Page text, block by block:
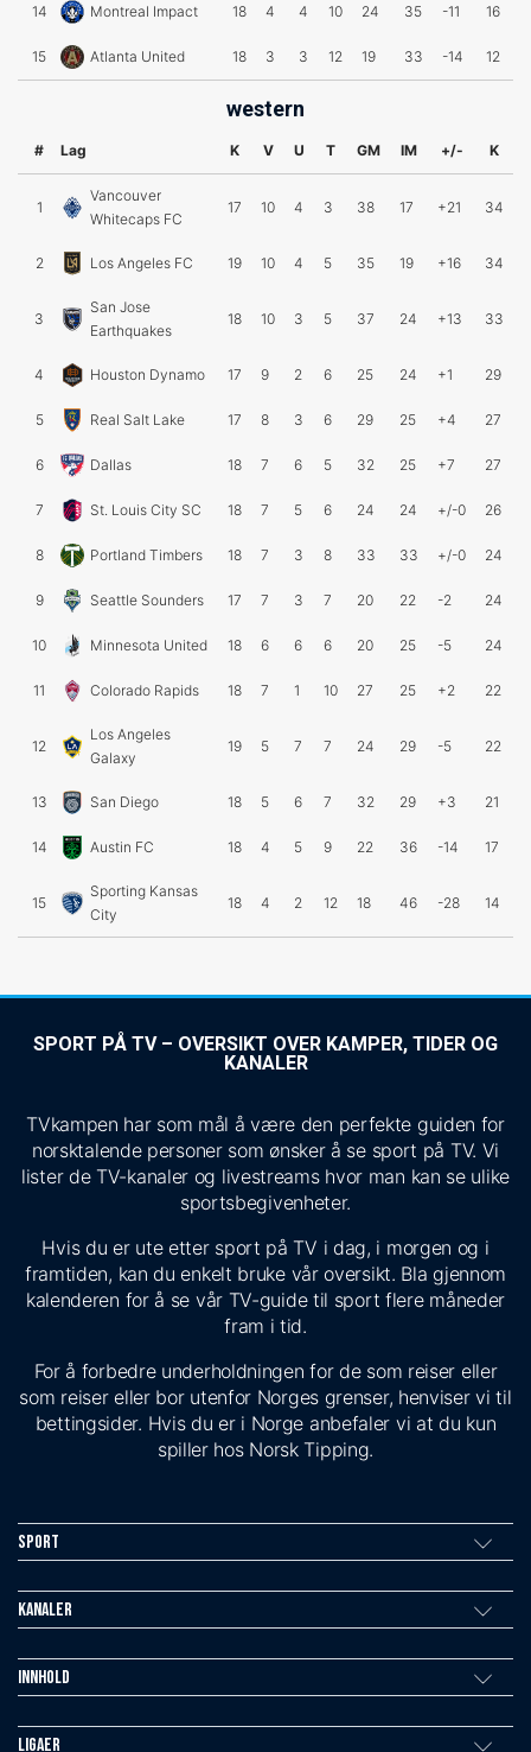
14 Montreal Impact 18 4 4 10 24 35 -11 16
15 Atlanta United 18 3 3 12 19 33 -14 12
western
# Lag K V U T GM IM +/- K
1
Vancouver
Whitecaps FC
17 10 4 3 38 17 +21 34
2 Los Angeles FC 19 10 4 5 35 19 +16 34
3
San Jose
Earthquakes
18 10 3 5 37 24 +13 33
4 Houston Dynamo 17 9 2 6 25 24 +1 29
5 Real Salt Lake 17 8 3 6 29 25 +4 27
6 Dallas 18 7 6 5 32 25 +7 27
7 St. Louis City SC 18 7 5 6 24 24 +/-0 26
8 Portland Timbers 18 7 3 8 33 33 +/-0 24
9 Seattle Sounders 17 7 3 7 20 22 -2 24
10 Minnesota United 18 6 6 6 20 25 -5 24
11 Colorado Rapids 18 7 1 10 27 25 +2 22
12
Los Angeles
Galaxy
19 5 7 7 24 29 -5 22
13 San Diego 18 5 6 7 32 29 +3 21
14 Austin FC 18 4 5 9 22 36 -14 17
15
Sporting Kansas
City
18 4 2 12 18 46 -28 14
SPORT PÅ TV – OVERSIKT OVER KAMPER, TIDER OG
KANALER
TVkampen har som mål å være den perfekte guiden for
norsktalende personer som ønsker å se sport på TV. Vi
lister de TV-kanaler og livestreams hvor man kan se ulike
sportsbegivenheter.
Hvis du er ute etter sport på TV i dag, i morgen og i
framtiden, kan du enkelt bruke vår oversikt. Bla gjennom
kalenderen for å se vår TV-guide til sport flere måneder
fram i tid.
For å forbedre underholdningen for de som reiser eller
som reiser eller bor utenfor Norges grenser, henviser vi til
bettingsider. Hvis du er i Norge anbefaler vi at du kun
spiller hos Norsk Tipping.
Sport
Kanaler
Innhold
Ligaer